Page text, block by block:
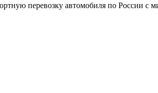
перевозку автомобиля по России с